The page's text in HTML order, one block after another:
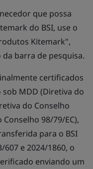
que possa
do BSI, use o
Kitemark",
barra de pesquisa.
certificados
MDD (Diretiva do
do Conselho
98/79/EC),
para o BSI
e 2024/1860, o
enviando um